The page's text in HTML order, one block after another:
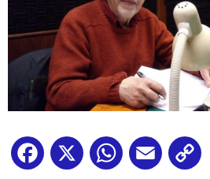
Facebook
X WhatsApp
Email